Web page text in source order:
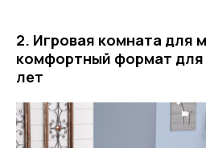
2. Игровая комната для
комфортный формат для
лет